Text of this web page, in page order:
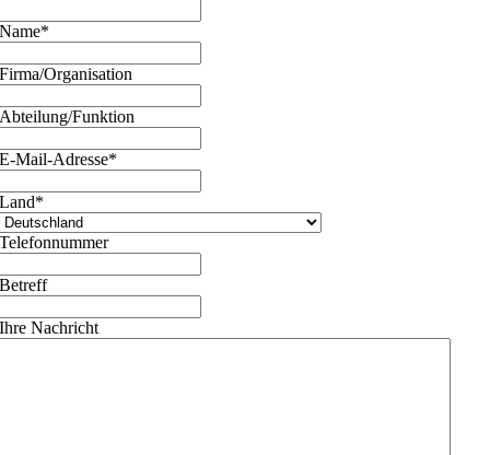
Name*
Firma/Organisation
Abteilung/Funktion
E-Mail-Adresse*
Land*
Telefonnummer
Betreff
Ihre Nachricht